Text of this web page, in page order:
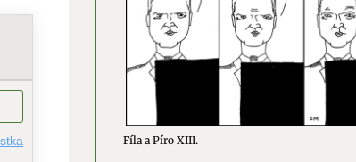
Fíla a Píro XIII.